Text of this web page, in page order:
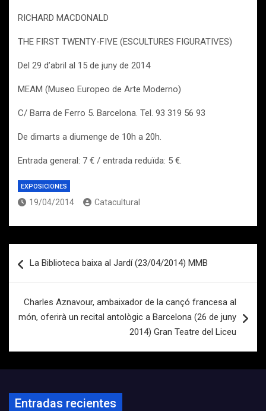
RICHARD MACDONALD
THE FIRST TWENTY-FIVE (ESCULTURES FIGURATIVES)
Del 29 d’abril al 15 de juny de 2014
MEAM (Museo Europeo de Arte Moderno)
C/ Barra de Ferro 5. Barcelona. Tel. 93 319 56 93
De dimarts a diumenge de 10h a 20h.
Entrada general: 7 € / entrada reduïda: 5 €.
EXPOSICIONES
19/04/2014 Catacultural
de
La Biblioteca baixa al Jardí (23/04/2014) MMB
Charles Aznavour, ambaixador de la cançó francesa al
món, oferirà un recital antològic a Barcelona (26 de juny
2014) Gran Teatre del Liceu
Entradas recientes